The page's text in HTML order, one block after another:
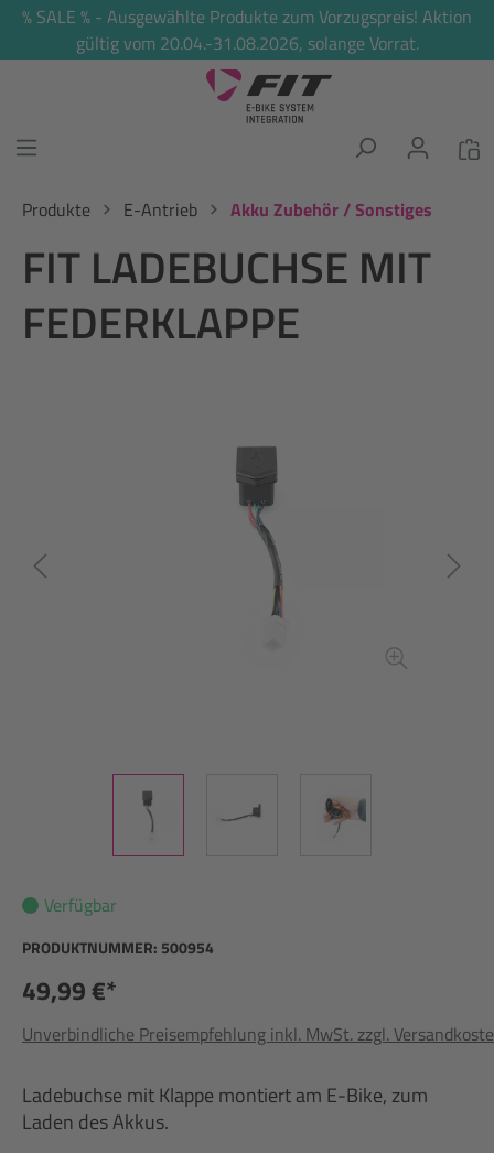
springen
% SALE % - Ausgewählte Produkte zum Vorzugspreis! Aktion
gültig vom 20.04.-31.08.2026, solange Vorrat.
Produkte E-Antrieb Akku Zubehör / Sonstiges
FIT LADEBUCHSE MIT
FEDERKLAPPE
Verfügbar
PRODUKTNUMMER: 500954
49,99 €*
Unverbindliche Preisempfehlung inkl. MwSt. zzgl.
Ladebuchse mit Klappe montiert am E-Bike, zum
Laden des Akkus.